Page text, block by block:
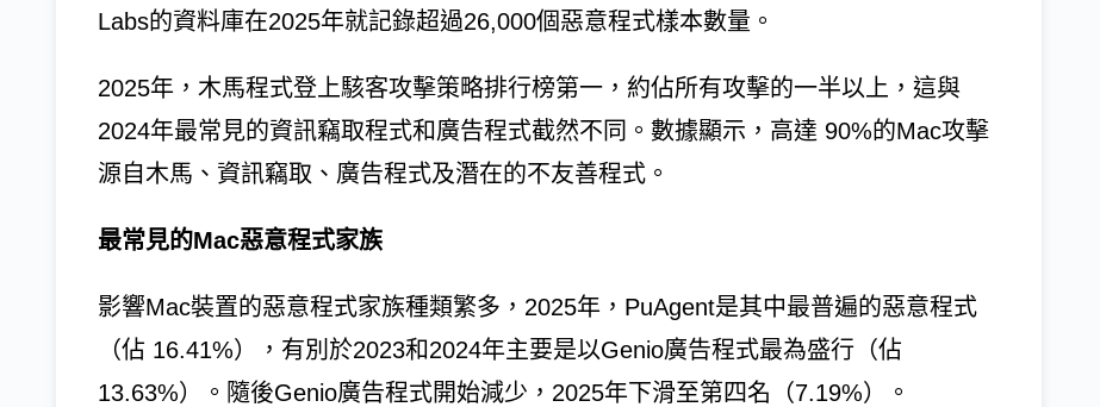
Labs的資料庫在2025年就記錄超過26,000個惡意程式樣本數量。
2025年，木馬程式登上駭客攻擊策略排行榜第一，約佔所有攻擊的一半以上，這與
2024年最常見的資訊竊取程式和廣告程式截然不同。數據顯示，高達 90%的Mac攻擊
源自木馬、資訊竊取、廣告程式及潛在的不友善程式。
最常見的Mac惡意程式家族
影響Mac裝置的惡意程式家族種類繁多，2025年，PuAgent是其中最普遍的惡意程式
（佔 16.41%），有別於2023和2024年主要是以Genio廣告程式最為盛行（佔
13.63%）。隨後Genio廣告程式開始減少，2025年下滑至第四名（7.19%）。